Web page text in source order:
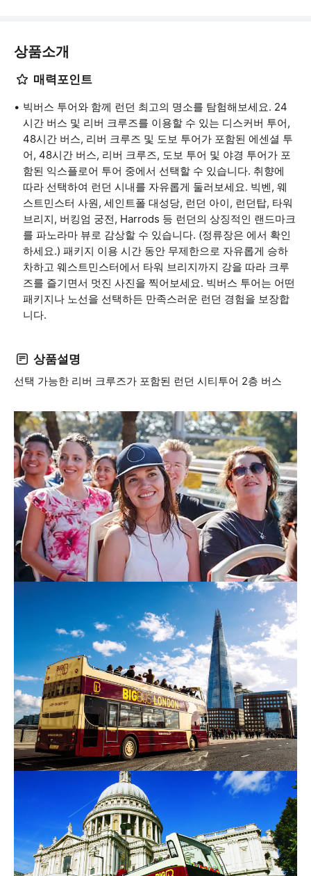
상품소개
매력포인트
빅버스 투어와 함께 런던 최고의 명소를 탐험해보세요. 24
시간 버스 및 리버 크루즈를 이용할 수 있는 디스커버 투어,
48시간 버스, 리버 크루즈 및 도보 투어가 포함된 에센셜 투
어, 48시간 버스, 리버 크루즈, 도보 투어 및 야경 투어가 포
함된 익스플로어 투어 중에서 선택할 수 있습니다. 취향에
따라 선택하여 런던 시내를 자유롭게 둘러보세요. 빅벤, 웨
스트민스터 사원, 세인트폴 대성당, 런던 아이, 런던탑, 타워
브리지, 버킹엄 궁전, Harrods 등 런던의 상징적인 랜드마크
를 파노라마 뷰로 감상할 수 있습니다. (정류장은 에서 확인
하세요.) 패키지 이용 시간 동안 무제한으로 자유롭게 승하
차하고 웨스트민스터에서 타워 브리지까지 강을 따라 크루
즈를 즐기면서 멋진 사진을 찍어보세요. 빅버스 투어는 어떤
패키지나 노선을 선택하든 만족스러운 런던 경험을 보장합
니다.
상품설명
선택 가능한 리버 크루즈가 포함된 런던 시티투어 2층 버스